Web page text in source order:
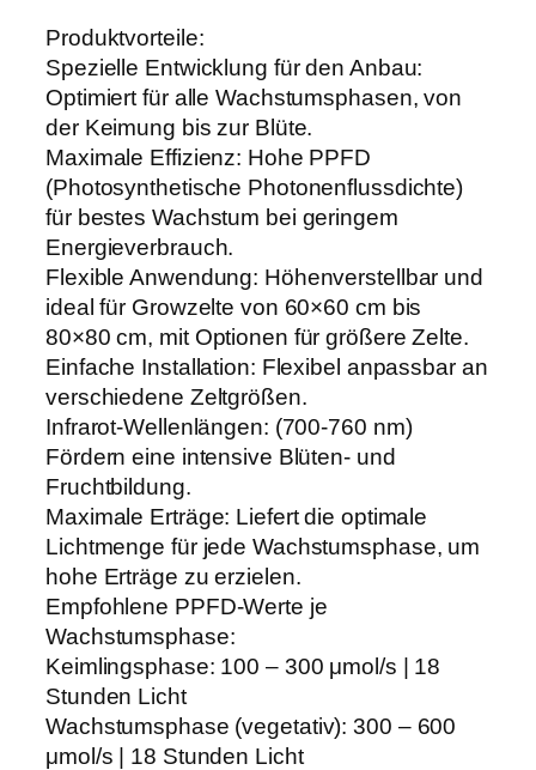
u
c
h
t
u
n
g
7
0
W
M
e
n
g
e
Produktvorteile:
Spezielle Entwicklung für den Anbau:
Optimiert für alle Wachstumsphasen, von
der Keimung bis zur Blüte.
Maximale Effizienz: Hohe PPFD
(Photosynthetische Photonenflussdichte)
für bestes Wachstum bei geringem
Energieverbrauch.
Flexible Anwendung: Höhenverstellbar und
ideal für Growzelte von 60×60 cm bis
80×80 cm, mit Optionen für größere Zelte.
Einfache Installation: Flexibel anpassbar an
verschiedene Zeltgrößen.
Infrarot-Wellenlängen: (700-760 nm)
Fördern eine intensive Blüten- und
Fruchtbildung.
Maximale Erträge: Liefert die optimale
Lichtmenge für jede Wachstumsphase, um
hohe Erträge zu erzielen.
Empfohlene PPFD-Werte je
Wachstumsphase:
Keimlingsphase: 100 – 300 μmol/s | 18
Stunden Licht
Wachstumsphase (vegetativ): 300 – 600
μmol/s | 18 Stunden Licht